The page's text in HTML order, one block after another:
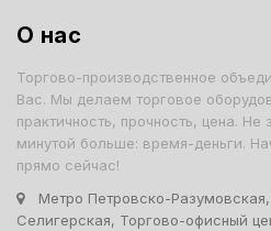
О нас
Торгово-производственное
Вас. Мы делаем торговое
практичность, прочность, цена.
минутой больше: время-деньги.
прямо сейчас!
Метро Петровско-
Селигерская, Торгово-офисный